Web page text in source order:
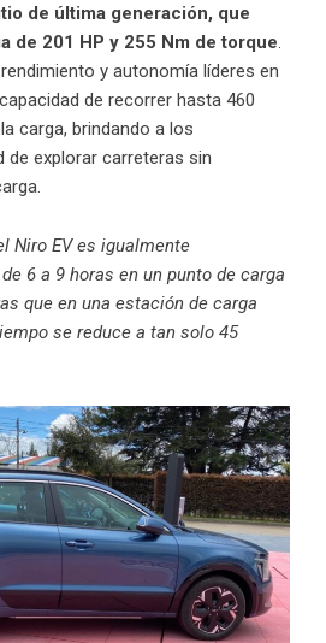
de última generación, que
de 201 HP y 255 Nm de torque.
y autonomía líderes en
de recorrer hasta 460
carga, brindando a los
de explorar carreteras sin
Niro EV es igualmente
6 a 9 horas en un punto de carga
que en una estación de carga
se reduce a tan solo 45